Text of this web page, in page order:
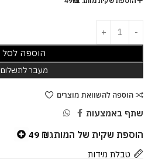
הוספה לסל
מעבר לתשלום
הוספה להשוואת מוצרים
שתף באמצעות
הוספת שקית של המותג 49 ₪
טבלת מידות